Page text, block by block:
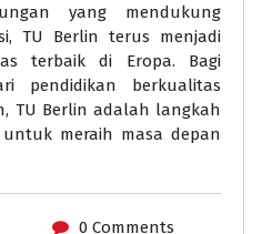
yang mendukung
TU Berlin terus menjadi
terbaik di Eropa. Bagi
pendidikan berkualitas
TU Berlin adalah langkah
meraih masa depan
0 Comments